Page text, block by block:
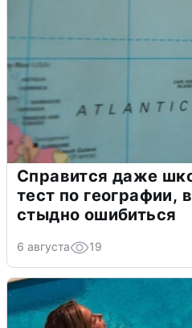
Справится даже
тест по географии,
стыдно ошибиться
6 августа 19